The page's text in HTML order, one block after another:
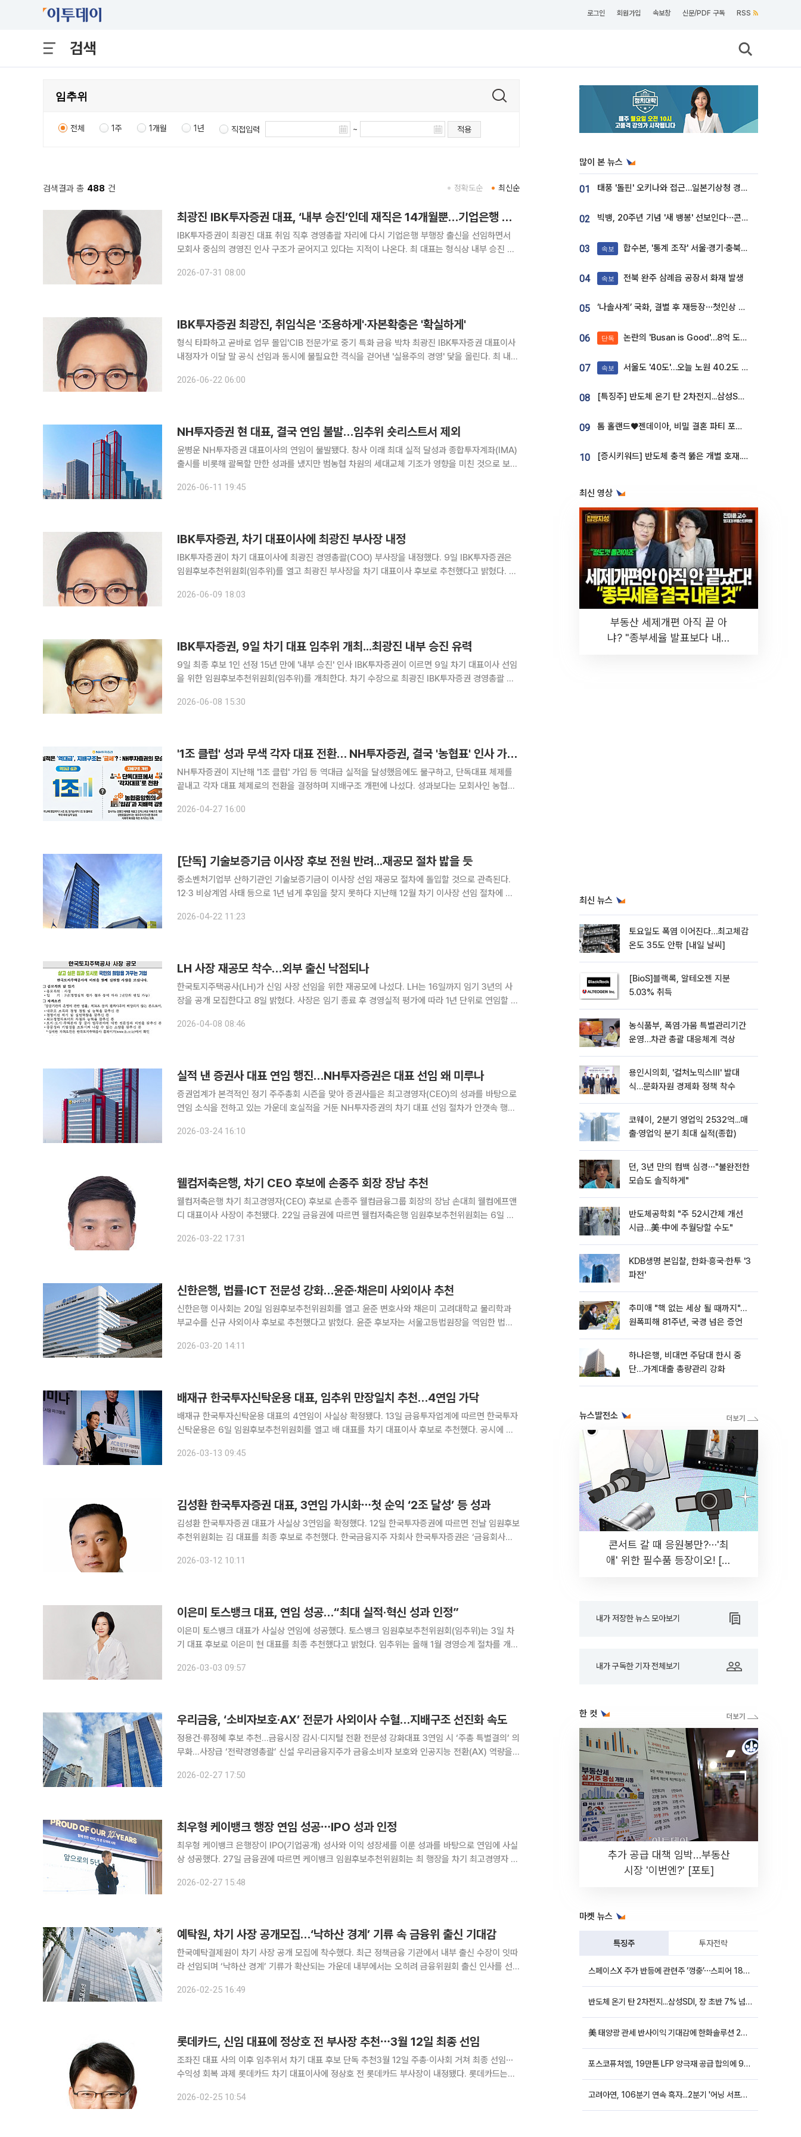
로그인 회원가입 속보창 신문/PDF 구독 RSS
검색
전체 1주 1개월 1년 직접입력 ~ 적용
검색결과 총 488 건 최신순
정확도순
최광진 IBK투자증권 대표, ‘내부 승진’인데 재직은 14개월뿐…기업은행 부행장 승진 코스되나?[중견증권사 리스크 점검 1-①]
IBK투자증권이 최광진 대표 취임 직후 경영총괄 자리에 다시 기업은행 부행장 출신을 선임하면서
모회사 중심의 경영진 인사 구조가 굳어지고 있다는 지적이 나온다. 최 대표는 형식상 내부 승진 사
영총괄을 거쳐 대표로 이동하는 새로운 승계 경로가 만들어지는 것 아
2026-07-31 08:00
IBK투자증권 최광진, 취임식은 '조용하게'·자본확충은 '확실하게'
형식 타파하고 곧바로 업무 몰입'CIB 전문가'로 중기 특화 금융 박차 최광진 IBK투자증권 대표이사
내정자가 이달 말 공식 선임과 동시에 불필요한 격식을 걷어낸 '실용주의 경영' 닻을 올린다. 최 내정
확충과 친정인 IBK기업은행과의 시너지를 통한 중소기업
2026-06-22 06:00
NH투자증권 현 대표, 결국 연임 불발…임추위 숏리스트서 제외
윤병운 NH투자증권 대표이사의 연임이 불발됐다. 창사 이래 최대 실적 달성과 종합투자계좌(IMA)
출시를 비롯해 괄목할 만한 성과를 냈지만 범농협 차원의 세대교체 기조가 영향을 미친 것으로 보인
숏리스트(적격후보)를 확정했다. 여기에 윤 대표는 이름을 올리지
2026-06-11 19:45
IBK투자증권, 차기 대표이사에 최광진 부사장 내정
IBK투자증권이 차기 대표이사에 최광진 경영총괄(COO) 부사장을 내정했다. 9일 IBK투자증권은
임원후보추천위원회(임추위)를 열고 최광진 부사장을 차기 대표이사 후보로 추천했다고 밝혔다. 임
을 역임하며 IBK금융그룹의 성장을 다방면으로 지원해 온 금융
2026-06-09 18:03
IBK투자증권, 9일 차기 대표 임추위 개최...최광진 내부 승진 유력
9일 최종 후보 1인 선정 15년 만에 '내부 승진' 인사 IBK투자증권이 이르면 9일 차기 대표이사 선임
을 위한 임원후보추천위원회(임추위)를 개최한다. 차기 수장으로 최광진 IBK투자증권 경영총괄 부
하고 신임 대표이사 최종 후보 1인을 선정할 예정이다
2026-06-08 15:30
'1조 클럽' 성과 무색 각자 대표 전환… NH투자증권, 결국 '농협표' 인사 가동하나
NH투자증권이 지난해 '1조 클럽' 가입 등 역대급 실적을 달성했음에도 불구하고, 단독대표 체제를
끝내고 각자 대표 체제로의 전환을 결정하며 지배구조 개편에 나섰다. 성과보다는 모회사인 농협중
24일 NH투자증권은 임시 이사회를 열고 기존 단독대표 체제를 끝내
2026-04-27 16:00
[단독] 기술보증기금 이사장 후보 전원 반려...재공모 절차 밟을 듯
중소벤처기업부 산하기관인 기술보증기금이 이사장 선임 재공모 절차에 돌입할 것으로 관측된다.
12·3 비상계엄 사태 등으로 1년 넘게 후임을 찾지 못하다 지난해 12월 차기 이사장 선임 절차에 들
중소벤처기업의 혁신 성장을 뒷받침하기 위해 연간 수조원의 신규 보증
2026-04-22 11:23
LH 사장 재공모 착수…외부 출신 낙점되나
한국토지주택공사(LH)가 신임 사장 선임을 위한 재공모에 나섰다. LH는 16일까지 임기 3년의 사
장을 공개 모집한다고 8일 밝혔다. 사장은 임기 종료 후 경영실적 평가에 따라 1년 단위로 연임할 수
진행된다. 통상 공모부터 임명까지 2~3개월이 소요되지
2026-04-08 08:46
실적 낸 증권사 대표 연임 행진…NH투자증권은 대표 선임 왜 미루나
증권업계가 본격적인 정기 주주총회 시즌을 맞아 증권사들은 최고경영자(CEO)의 성과를 바탕으로
연임 소식을 전하고 있는 가운데 호실적을 거둔 NH투자증권의 차기 대표 선임 절차가 안갯속 행보
임기가 만료되는 곳은 미래에셋증권, 한국투자증권, NH투자증권
2026-03-24 16:10
웰컴저축은행, 차기 CEO 후보에 손종주 회장 장남 추천
웰컴저축은행 차기 최고경영자(CEO) 후보로 손종주 웰컴금융그룹 회장의 장남 손대희 웰컴에프앤
디 대표이사 사장이 추천됐다. 22일 금융권에 따르면 웰컴저축은행 임원후보추천위원회는 6일 회
보군에 포함됐다. 웰컴저축은행은 향후 이사회와 주주총회를 거쳐 대표이사를
2026-03-22 17:31
신한은행, 법률·ICT 전문성 강화…윤준·채은미 사외이사 추천
신한은행 이사회는 20일 임원후보추천위원회를 열고 윤준 변호사와 채은미 고려대학교 물리학과
부교수를 신규 사외이사 후보로 추천했다고 밝혔다. 윤준 후보자는 서울고등법원장을 역임한 법률
가 풍부한 법률 경험을 바탕으로 이사회 의사결정 과정에서 균형 잡힌 시각을 제시
2026-03-20 14:11
배재규 한국투자신탁운용 대표, 임추위 만장일치 추천…4연임 가닥
배재규 한국투자신탁운용 대표의 4연임이 사실상 확정됐다. 13일 금융투자업계에 따르면 한국투자
신탁운용은 6일 임원후보추천위원회를 열고 배 대표를 차기 대표이사 후보로 추천했다. 공시에 따
총회에 이사 선임 안건으로 상정된 뒤 대표이사로 최종 선임될 예정이다
2026-03-13 09:45
김성환 한국투자증권 대표, 3연임 가시화⋯첫 순익 ‘2조 달성’ 등 성과
김성환 한국투자증권 대표가 사실상 3연임을 확정했다. 12일 한국투자증권에 따르면 전날 임원후보
추천위원회는 김 대표를 최종 후보로 추천했다. 한국금융지주 자회사 한국투자증권은 ‘금융회사의
고 있다. 임추위는 전날 개최된 제2차 임추위에서 위원 4명 전원의 찬
2026-03-12 10:11
이은미 토스뱅크 대표, 연임 성공…“최대 실적·혁신 성과 인정”
이은미 토스뱅크 대표가 사실상 연임에 성공했다. 토스뱅크 임원후보추천위원회(임추위)는 3일 차
기 대표 후보로 이은미 현 대표를 최종 추천했다고 밝혔다. 임추위는 올해 1월 경영승계 절차를 개시
동안 보여준 탁월한 경영 능력과 그 기반을 받치고 있는 성장성
2026-03-03 09:57
우리금융, ‘소비자보호·AX’ 전문가 사외이사 수혈…지배구조 선진화 속도
정용건·류정혜 후보 추천…금융시장 감시·디지털 전환 전문성 강화대표 3연임 시 ‘주총 특별결의’ 의
무화…사장급 ‘전략경영총괄’ 신설 우리금융지주가 금융소비자 보호와 인공지능 전환(AX) 역량을
정용건, 류정혜 등 2인을 신임 사외이사 후보로 추천했다고 27일 밝
2026-02-27 17:50
최우형 케이뱅크 행장 연임 성공⋯IPO 성과 인정
최우형 케이뱅크 은행장이 IPO(기업공개) 성사와 이익 성장세를 이룬 성과를 바탕으로 연임에 사실
상 성공했다. 27일 금융권에 따르면 케이뱅크 임원후보추천위원회는 최 행장을 차기 최고경영자 후
는 지난해 12월31일 만료됐으나, 최대주주 KT의 경영진
2026-02-27 15:48
예탁원, 차기 사장 공개모집…‘낙하산 경계’ 기류 속 금융위 출신 기대감
한국예탁결제원이 차기 사장 공개 모집에 착수했다. 최근 정책금융 기관에서 내부 출신 수장이 잇따
라 선임되며 ‘낙하산 경계’ 기류가 확산되는 가운데 내부에서는 오히려 금융위원회 출신 인사를 선
공개 모집한다고 밝혔다. 접수 기간은 이날부터 3월 3일까지다. 임추
2026-02-25 16:49
롯데카드, 신임 대표에 정상호 전 부사장 추천⋯3월 12일 최종 선임
조좌진 대표 사의 이후 임추위서 차기 대표 후보 단독 추천3월 12일 주총·이사회 거쳐 최종 선임⋯
수익성 회복 과제 롯데카드 차기 대표이사에 정상호 전 롯데카드 부사장이 내정됐다. 롯데카드는
보자는 다음 달 12일 예정된 주주총회와 이사회를 거쳐 최종 선임될
2026-02-25 10:54
많이 본 뉴스
01 태풍 '돌핀' 오키나와 접근…일본기상청 경로 업데이트
02 빅뱅, 20주년 기념 '새 뱅봉' 선보인다⋯콘서트 앞두고 팝업 개최
03 속보 합수본, '통계 조작' 서울·경기·충북 선관위 등 추가 압수수색
04 속보 전북 완주 삼례읍 공장서 화재 발생
05 ‘나솔사계’ 국화, 결별 후 재등장⋯첫인상 투표 휩쓸고 ‘인기녀’ 등극
06 단독 논란의 'Busan is Good'…8억 도시브랜드, 용산 대통령실 CI 업체가 수행
07 속보 서울도 '40도'…오늘 노원 40.2도 기록
08 [특징주] 반도체 온기 탄 2차전지...삼성SDI, 장 초반 7% 넘게 껑충
09 톰 홀랜드♥젠데이아, 비밀 결혼 파티 포착⋯호텔 대관비만 9억
10 [증시키워드] 반도체 충격 뚫은 개별 호재...포스코퓨처엠·에코프로·한화솔루션 '눈길'
최신 영상
부동산 세제개편 아직 끝 아
냐? "종부세율 발표보다 내릴
최신 뉴스
토요일도 폭염 이어진다…최고체감
온도 35도 안팎 [내일 날씨]
[BioS]블랙록, 알테오젠 지분
5.03% 취득
농식품부, 폭염·가뭄 특별관리기간
운영…차관 총괄 대응체계 격상
용인시의회, '컬처노믹스Ⅲ' 발대
식…문화자원 경제화 정책 착수
코웨이, 2분기 영업익 2532억...매
출·영업익 분기 최대 실적(종합)
던, 3년 만의 컴백 심경⋯"불완전한
모습도 솔직하게"
반도체공학회 "주 52시간제 개선
시급…美·中에 추월당할 수도"
KDB생명 본입찰, 한화·흥국·한투 '3
파전'
추미애 "핵 없는 세상 될 때까지"…
원폭피해 81주년, 국경 넘은 증언
하나은행, 비대면 주담대 한시 중
단…가계대출 총량관리 강화
뉴스발전소
콘서트 갈 때 응원봉만?⋯'최
애' 위한 필수품 등장이오! [솔
내가 저장한 뉴스 모아보기
내가 구독한 기자 전체보기
한 컷
추가 공급 대책 임박…부동산
시장 '이번엔?' [포토]
마켓 뉴스
특징주 투자전략
스페이스X 주가 반등에 관련주 ‘껑충’⋯스피어 18%ㆍ에이치브이엠 12%↑
반도체 온기 탄 2차전지...삼성SDI, 장 초반 7% 넘게 껑충
美 태양광 관세 반사이익 기대감에 한화솔루션 20%대·OCI홀딩스 14%대 급등
포스코퓨처엠, 19만톤 LFP 양극재 공급 합의에 9%대 강세
고려아연, 106분기 연속 흑자...2분기 '어닝 서프라이즈'에 장 초반 12%대 강세